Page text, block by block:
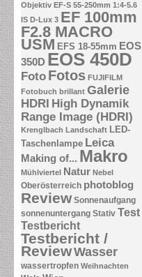
Objektiv EF-S 55-250mm 1:4-5.6
IS D-Lux 3 EF 100mm
F2.8 MACRO
USM EFS 18-55mm EOS
350D EOS 450D
Foto Fotos FUJIFILM
Fotobuch brillant Galerie
HDRI High Dynamik
Range Image (HDRI)
Krenglbach Landschaft LED-
Taschenlampe Leica
Making of... Makro
Mühlviertel Natur Nebel
Oberösterreich photoblog
Review Sonnenaufgang
sonnenuntergang Stativ Test
Testbericht
Testbericht /
ReviewWasser
wassertropfen Weihnachten